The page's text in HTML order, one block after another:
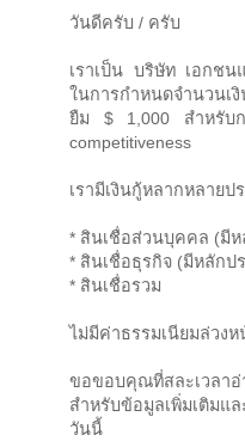
วันดีครับ / ครับ
เราเป็น บริษัท เอกชน
ในการกำหนดจำนวนเ
ยืม $ 1,000 สำหรับ
competitiveness
เรามีเงินกู้หลากหลายป
* สินเชื่อส่วนบุคคล (มี
* สินเชื่อธุรกิจ (มีหลักป
* สินเชื่อรวม
ไม่มีค่าธรรมเนียมล่วงห
ขอขอบคุณที่สละเวลา
สำหรับข้อมูลเพิ่มเติมแ
วันนี้